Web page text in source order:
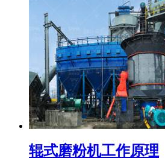
辊式磨粉机工作原理